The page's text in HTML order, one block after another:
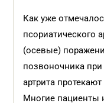
Как уже
псориатического
(осевые)
позвоночника
артрита
Многие пациенты